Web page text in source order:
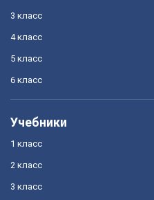
3 класс
4 класс
5 класс
6 класс
Учебники
1 класс
2 класс
3 класс